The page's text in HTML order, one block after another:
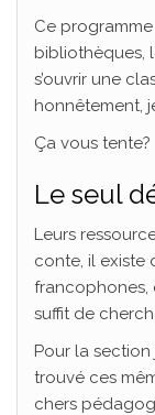
Ce
bibliothèques,
s’ouvrir une
honnêtement,
Ça vous tente?
Le seul
Leurs
conte, il existe
francophones,
suffit de
Pour la section
trouvé ces
chers